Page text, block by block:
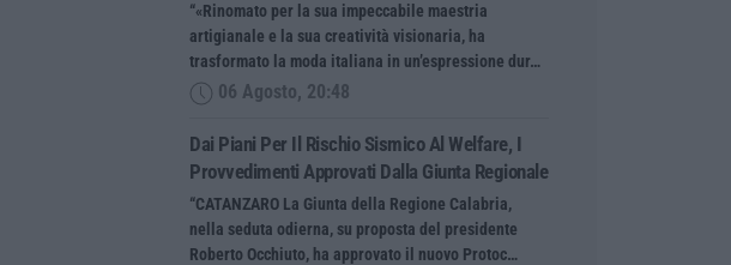
“«Rinomato per la sua impeccabile maestria
artigianale e la sua creatività visionaria, ha
trasformato la moda italiana in un’espressione dur…
06 Agosto, 20:48
Dai Piani Per Il Rischio Sismico Al Welfare, I
Provvedimenti Approvati Dalla Giunta Regionale
“CATANZARO La Giunta della Regione Calabria,
nella seduta odierna, su proposta del presidente
Roberto Occhiuto, ha approvato il nuovo Protoc…